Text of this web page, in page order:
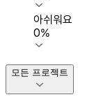
아쉬워요
0%
모든 프로젝트